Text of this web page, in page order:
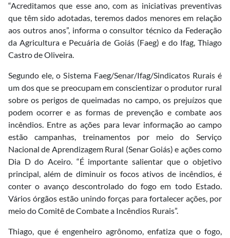
“Acreditamos que esse ano, com as iniciativas preventivas
que têm sido adotadas, teremos dados menores em relação
aos outros anos”, informa o consultor técnico da Federação
da Agricultura e Pecuária de Goiás (Faeg) e do Ifag, Thiago
Castro de Oliveira.
Segundo ele, o Sistema Faeg/Senar/Ifag/Sindicatos Rurais é
um dos que se preocupam em conscientizar o produtor rural
sobre os perigos de queimadas no campo, os prejuízos que
podem ocorrer e as formas de prevenção e combate aos
incêndios. Entre as ações para levar informação ao campo
estão campanhas, treinamentos por meio do Serviço
Nacional de Aprendizagem Rural (Senar Goiás) e ações como
Dia D do Aceiro. “É importante salientar que o objetivo
principal, além de diminuir os focos ativos de incêndios, é
conter o avanço descontrolado do fogo em todo Estado.
Vários órgãos estão unindo forças para fortalecer ações, por
meio do Comitê de Combate a Incêndios Rurais”.
Thiago, que é engenheiro agrônomo, enfatiza que o fogo,